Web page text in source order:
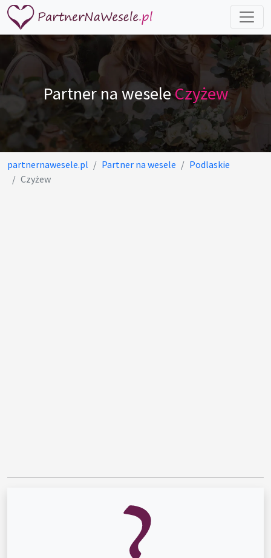
Partner na weseleCzyżew
partnernawesele.pl Partner na wesele
Podlaskie
Czyżew